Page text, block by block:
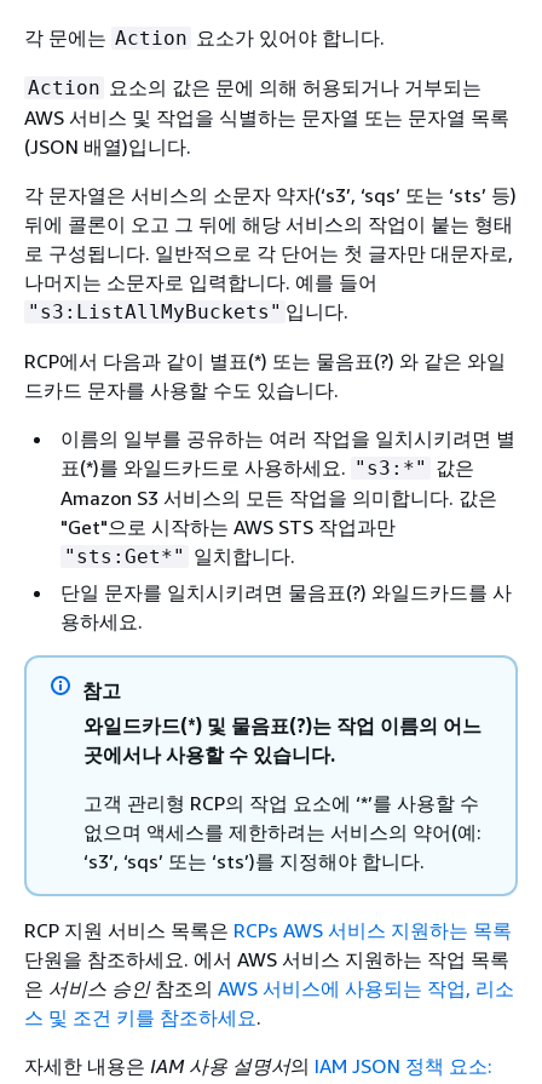
각 문에는 Action 요소가 있어야 합니다.
Action 요소의 값은 문에 의해 허용되거나 거부되는
AWS 서비스 및 작업을 식별하는 문자열 또는 문자열 목록
(JSON 배열)입니다.
각 문자열은 서비스의 소문자 약자(‘s3’, ‘sqs’ 또는 ‘sts’ 등)
뒤에 콜론이 오고 그 뒤에 해당 서비스의 작업이 붙는 형태
로 구성됩니다. 일반적으로 각 단어는 첫 글자만 대문자로,
나머지는 소문자로 입력합니다. 예를 들어
"s3:ListAllMyBuckets" 입니다.
RCP에서 다음과 같이 별표(*) 또는 물음표(?) 와 같은 와일
드카드 문자를 사용할 수도 있습니다.
이름의 일부를 공유하는 여러 작업을 일치시키려면 별
표(*)를 와일드카드로 사용하세요. "s3:*" 값은
Amazon S3 서비스의 모든 작업을 의미합니다. 값은
"Get"으로 시작하는 AWS STS 작업과만
"sts:Get*" 일치합니다.
단일 문자를 일치시키려면 물음표(?) 와일드카드를 사
용하세요.
참고
와일드카드(*) 및 물음표(?)는 작업 이름의 어느
곳에서나 사용할 수 있습니다.
고객 관리형 RCP의 작업 요소에 ‘*’를 사용할 수
없으며 액세스를 제한하려는 서비스의 약어(예:
‘s3’, ‘sqs’ 또는 ‘sts’)를 지정해야 합니다.
RCP 지원 서비스 목록은 RCPs AWS 서비스 지원하는 목록
단원을 참조하세요. 에서 AWS 서비스 지원하는 작업 목록
은 서비스 승인참조의 AWS 서비스에 사용되는 작업, 리소
스 및 조건 키를 참조하세요.
자세한 내용은 IAM 사용 설명서의 IAM JSON 정책 요소: